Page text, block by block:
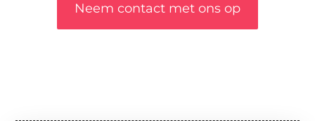
Neem contact met ons op